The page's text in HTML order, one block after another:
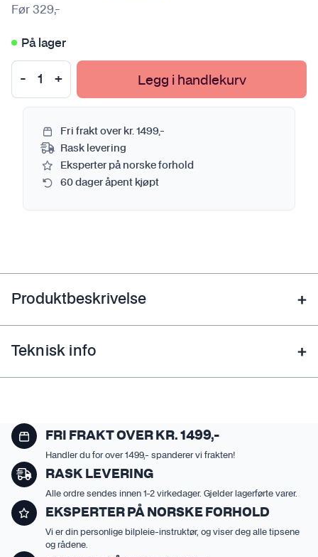
Før329,-
På lager
Legg i handlekurv
Fri frakt over kr. 1499,-
Rask levering
Eksperter på norske forhold
60 dager åpent kjøpt
Produktbeskrivelse
Teknisk info
FRI FRAKT OVER KR. 1499,-
Handler du for over 1499,- spanderer vi frakten!
RASK LEVERING
Alle ordre sendes innen 1-2 virkedager. Gjelder lagerførte varer.
EKSPERTER PÅ NORSKE FORHOLD
Vi er din personlige bilpleie-instruktør, og viser deg alle tipsene
og rådene.